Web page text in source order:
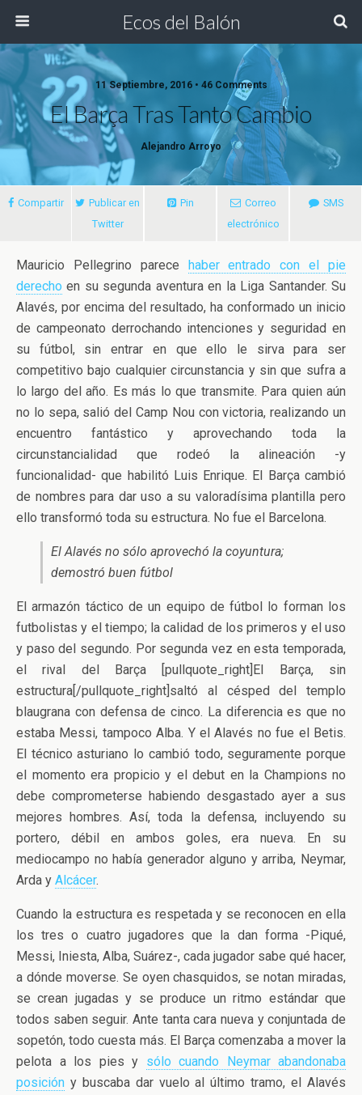
Ecos del Balón
11 Septiembre, 2016 • 46 Comments
El Barça Tras Tanto Cambio
Alejandro Arroyo
Compartir
Publicar en
Twitter
Pin
Correo
electrónico
SMS
Mauricio Pellegrino parece haber entrado con el pie
derecho en su segunda aventura en la Liga Santander. Su
Alavés, por encima del resultado, ha conformado un inicio
de campeonato derrochando intenciones y seguridad en
su fútbol, sin entrar en que ello le sirva para ser
competitivo bajo cualquier circunstancia y sin que sufra a
lo largo del año. Es más lo que transmite. Para quien aún
no lo sepa, salió del Camp Nou con victoria, realizando un
encuentro fantástico y aprovechando toda la
circunstancialidad que rodeó la alineación -y
funcionalidad- que habilitó Luis Enrique. El Barça cambió
de nombres para dar uso a su valoradísima plantilla pero
ello transformó toda su estructura. No fue el Barcelona.
El Alavés no sólo aprovechó la coyuntura;
demostró buen fútbol
El armazón táctico de un equipo de fútbol lo forman los
futbolistas y el tiempo; la calidad de los primeros y el uso
y paso del segundo. Por segunda vez en esta temporada,
el rival del Barça [pullquote_right]El Barça, sin
estructura[/pullquote_right]saltó al césped del templo
blaugrana con defensa de cinco. La diferencia es que no
estaba Messi, tampoco Alba. Y el Alavés no fue el Betis.
El técnico asturiano lo cambió todo, seguramente porque
el momento era propicio y el debut en la Champions no
debe comprometerse habiendo desgastado ayer a sus
mejores hombres. Así, toda la defensa, incluyendo su
portero, débil en ambos goles, era nueva. En su
mediocampo no había generador alguno y arriba, Neymar,
Arda y Alcácer.
Cuando la estructura es respetada y se reconocen en ella
los tres o cuatro jugadores que la dan forma -Piqué,
Messi, Iniesta, Alba, Suárez-, cada jugador sabe qué hacer,
a dónde moverse. Se oyen chasquidos, se notan miradas,
se crean jugadas y se produce un ritmo estándar que
todos saben seguir. Ante tanta cara nueva y conjuntada de
sopetón, todo cuesta más. El Barça comenzaba a mover la
pelota a los pies y sólo cuando Neymar abandonaba
posición y buscaba dar vuelo al último tramo, el Alavés